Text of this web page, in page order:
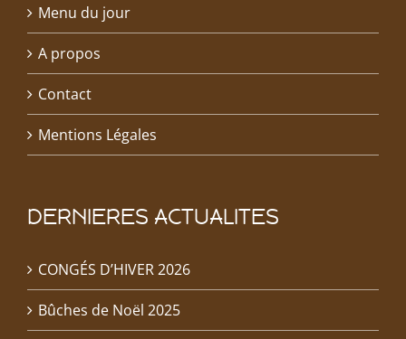
Menu du jour
A propos
Contact
Mentions Légales
DERNIERES ACTUALITES
CONGÉS D’HIVER 2026
Bûches de Noël 2025